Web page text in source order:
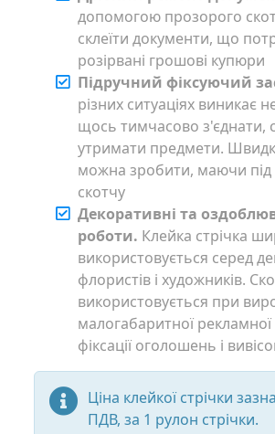
допомогою прозорого
склеїти документи, що
розірвані грошові купюри
Підручний фіксуючий
різних ситуаціях виникає
щось тимчасово з'єднати,
утримати предмети.
можна зробити, маючи
скотчу
Декоративні та
роботи. Клейка стрічка
використовується серед
флористів і художників.
використовується при
малогабаритної рекламної
фіксації оголошень і
Ціна клейкої стрічки
ПДВ, за 1 рулон стрічки.